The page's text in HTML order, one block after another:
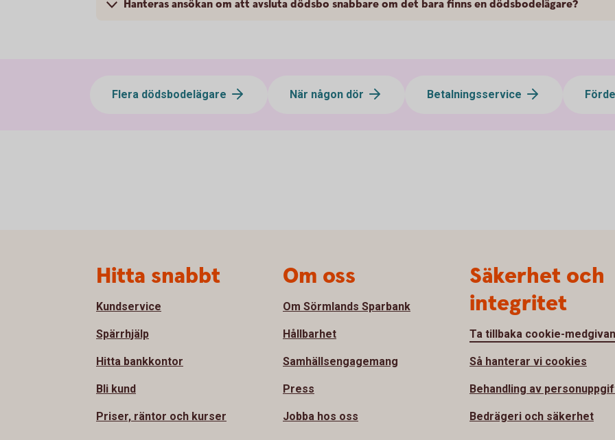
Hanteras ansökan om att avsluta dödsbo snabbare om det bara finns en dödsbodelägare?
Flera dödsbodelägare När någon dör Betalningsservice
Hitta snabbt
Kundservice
Spärrhjälp
Hitta bankkontor
Bli kund
Priser, räntor och kurser
Om oss
Om Sörmlands Sparbank
Hållbarhet
Samhällsengagemang
Press
Jobba hos oss
Säkerhet och
integritet
Ta tillbaka cookie-
Så hanterar vi cookies
Behandling av
Bedrägeri och säkerhet